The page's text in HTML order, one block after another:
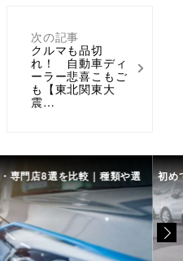
次の記事
クルマも品切
れ！ 自動車ディ
ーラー悲喜こもご
も【東北関東大
震…
専門店8選を比較｜種類や選 初め